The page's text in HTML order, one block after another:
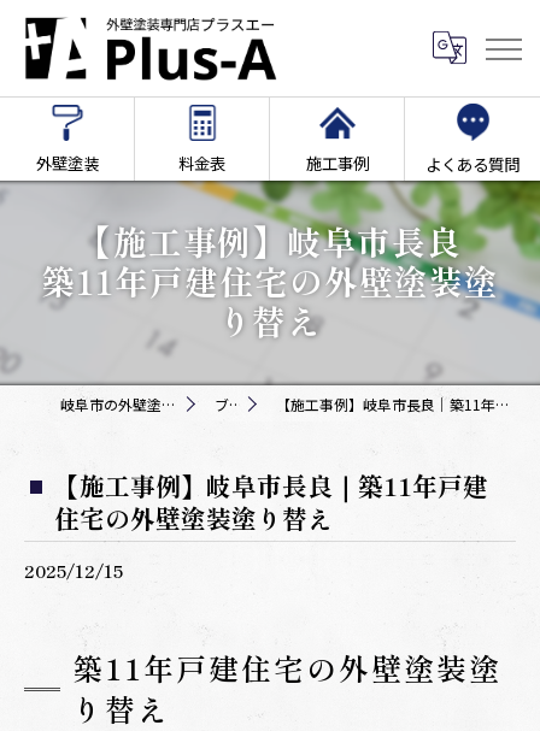
外壁塗装 料金表 施工事例 よくある質問
【施工事例】岐阜市長良
築11年戸建住宅の外壁塗装塗
り替え
岐阜市の外壁塗装専門店Plus-A ブログ 【施工事例】岐阜市長良｜築11年戸建住宅の外壁塗装塗り替え
【施工事例】岐阜市長良｜築11年戸建
住宅の外壁塗装塗り替え
2025/12/15
築11年戸建住宅の外壁塗装塗
り替え